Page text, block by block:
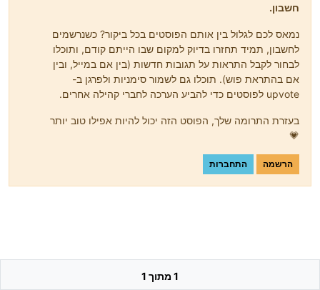
חשבון.
נמאס לכם לגלול בין אותם הפוסטים בכל ביקור? כשנרשמים
לחשבון, תמיד תחזרו בדיוק למקום שבו הייתם קודם, ותוכלו
לבחור לקבל התראות על תגובות חדשות (בין אם במייל, ובין
אם בהתראת פוש). תוכלו גם לשמור סימניות ולפרגן ב-
upvote לפוסטים כדי להביע הערכה לחברי קהילה אחרים.
בעזרת התרומה שלך, הפוסט הזה יכול להיות אפילו טוב יותר
💗
הרשמה התחברות
1 מתוך 1